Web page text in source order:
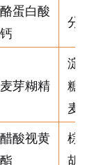
酪蛋白酸
钙
分
麦芽糊精
淀
糖
麦
醋酸视黄
酯
棕
胡